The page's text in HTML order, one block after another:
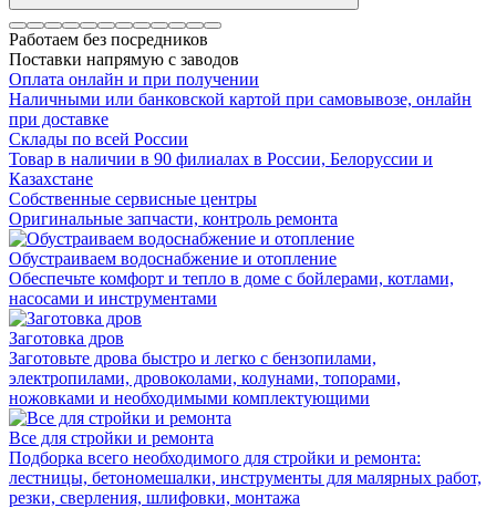
Работаем без посредников
Поставки напрямую с заводов
Оплата онлайн и при получении
Наличными или банковской картой при самовывозе, онлайн
при доставке
Cклады по всей России
Товар в наличии в 90 филиалах в России, Белоруссии и
Казахстане
Cобственные сервисные центры
Оригинальные запчасти, контроль ремонта
Обустраиваем водоснабжение и отопление
Обеспечьте комфорт и тепло в доме с бойлерами, котлами,
насосами и инструментами
Заготовка дров
Заготовьте дрова быстро и легко с бензопилами,
электропилами, дровоколами, колунами, топорами,
ножовками и необходимыми комплектующими
Все для стройки и ремонта
Подборка всего необходимого для стройки и ремонта:
лестницы, бетономешалки, инструменты для малярных работ,
резки, сверления, шлифовки, монтажа